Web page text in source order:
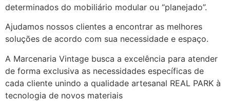
determinados do mobiliário modular ou “planejado”.
Ajudamos nossos clientes a encontrar as melhores
soluções de acordo com sua necessidade e espaço.
A Marcenaria Vintage busca a excelência para atender
de forma exclusiva as necessidades específicas de
cada cliente unindo a qualidade artesanal REAL PARK à
tecnologia de novos materiais